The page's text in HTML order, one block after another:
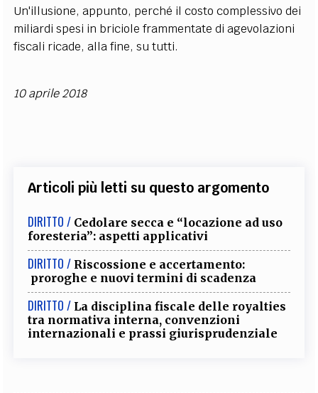
Un'illusione, appunto, perché il costo complessivo dei
miliardi spesi in briciole frammentate di agevolazioni
fiscali ricade, alla fine, su tutti.
10 aprile 2018
Articoli più letti su questo argomento
DIRITTO / Cedolare secca e “locazione ad uso
foresteria”: aspetti applicativi
DIRITTO / Riscossione e accertamento:
proroghe e nuovi termini di scadenza
DIRITTO / La disciplina fiscale delle royalties
tra normativa interna, convenzioni
internazionali e prassi giurisprudenziale